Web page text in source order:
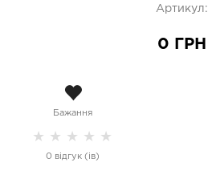
Артикул:
0 ГРН
Бажання
★ ★ ★ ★ ★
0 відгук (ів)